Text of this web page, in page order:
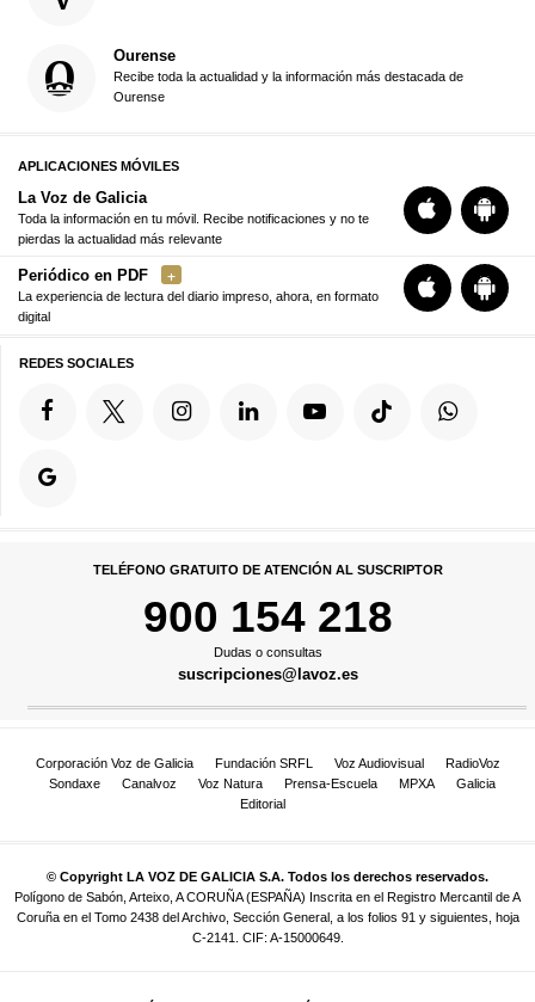
Ourense
Recibe toda la actualidad y la información más destacada de
Ourense
APLICACIONES MÓVILES
La Voz de Galicia
Toda la información en tu móvil. Recibe notificaciones y no te
pierdas la actualidad más relevante
Periódico en PDF
La experiencia de lectura del diario impreso, ahora, en formato
digital
REDES SOCIALES
TELÉFONO GRATUITO DE ATENCIÓN AL SUSCRIPTOR
900 154 218
Dudas o consultas
suscripciones@lavoz.es
Corporación Voz de Galicia Fundación SRFL Voz Audiovisual
RadioVoz
Sondaxe
Canalvoz Voz Natura Prensa-Escuela MPXA
Galicia
Editorial
© Copyright LA VOZ DE GALICIA S.A. Todos los derechos reservados.
Polígono de Sabón, Arteixo, A CORUÑA (ESPAÑA) Inscrita en el Registro Mercantil de A
Coruña en el Tomo 2438 del Archivo, Sección General, a los folios 91 y siguientes, hoja
C-2141. CIF: A-15000649.